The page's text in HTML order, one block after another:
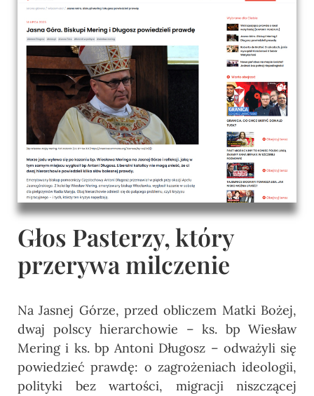
Głos Pasterzy, który
przerywa milczenie
Na Jasnej Górze, przed obliczem Matki Bożej,
dwaj polscy hierarchowie – ks. bp Wiesław
Mering i ks. bp Antoni Długosz – odważyli się
powiedzieć prawdę: o zagrożeniach ideologii,
polityki bez wartości, migracji niszczącej